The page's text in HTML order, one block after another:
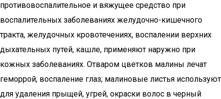
противовоспалительное и вяжущее средство при
воспалительных заболеваниях желудочно-кишечного
тракта, желудочных кровотечениях, воспалении верхних
дыхательных путей, кашле, применяют наружно при
кожных заболеваниях. Отваром цветков малины лечат
геморрой, воспаление глаз; малиновые листья используют
для удаления прыщей, угрей, окраски волос в черный